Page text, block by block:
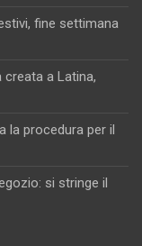
fine settimana
a Latina,
la procedura per il
si stringe il